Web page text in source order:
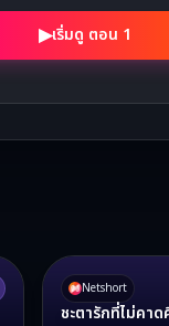
▶เริ่มดู ตอน 1
Netshort
ชะตารักที่ไม่คาด